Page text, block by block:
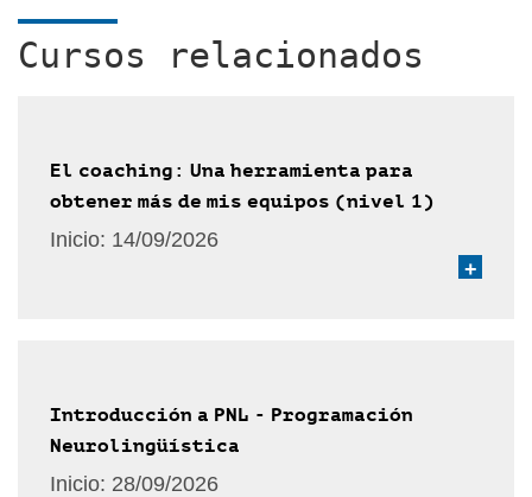
Cursos relacionados
El coaching: Una herramienta para
obtener más de mis equipos (nivel 1)
Inicio: 14/09/2026
+
Introducción a PNL - Programación
Neurolingüística
Inicio: 28/09/2026